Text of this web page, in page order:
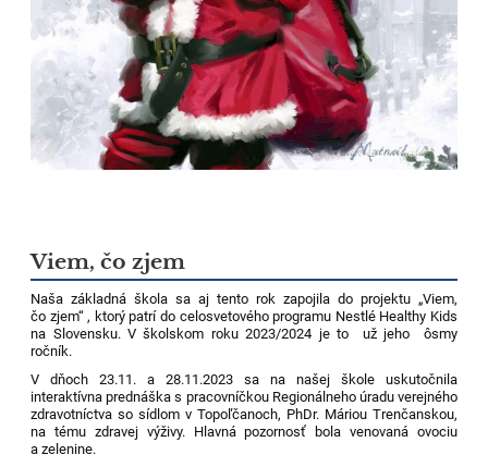
Viem, čo zjem
Naša základná škola sa aj tento rok zapojila do projektu „Viem,
čo zjem“ , ktorý patrí do celosvetového programu Nestlé Healthy Kids
na Slovensku. V školskom roku 2023/2024 je to už jeho ôsmy
ročník.
V dňoch 23.11. a 28.11.2023 sa na našej škole uskutočnila
interaktívna prednáška s pracovníčkou Regionálneho úradu verejného
zdravotníctva so sídlom v Topoľčanoch, PhDr. Máriou Trenčanskou,
na tému zdravej výživy. Hlavná pozornosť bola venovaná ovociu
a zelenine.